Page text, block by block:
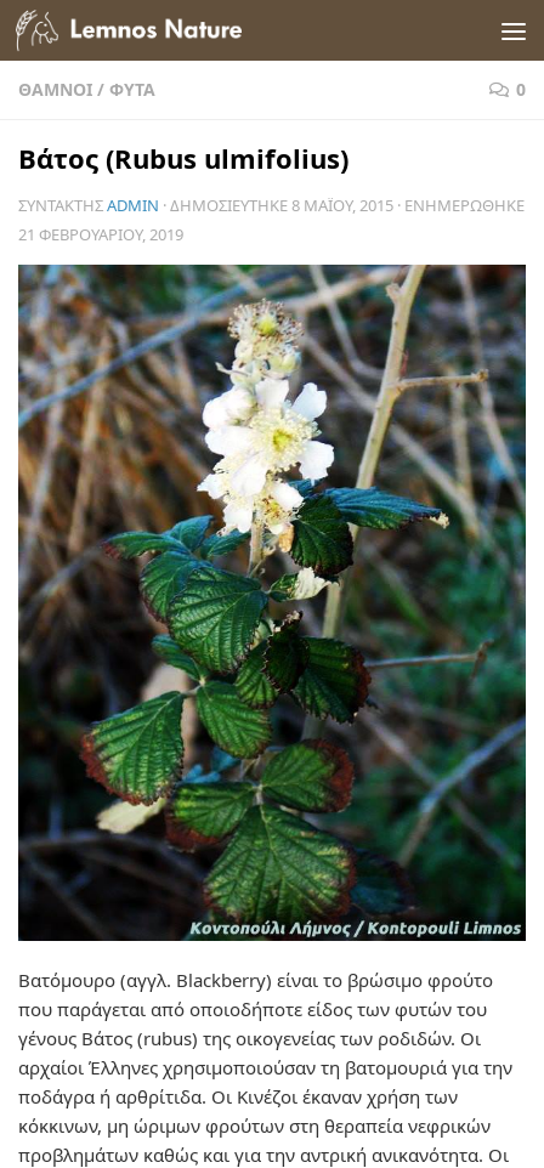
Skip to content
ΘΆΜΝΟΙ / ΦΥΤΆ 0
Βάτος (Rubus ulmifolius)
ΣΥΝΤΆΚΤΗΣADMIN · ΔΗΜΟΣΙΕΎΤΗΚΕ8 ΜΑΪ́ΟΥ, 2015 · ΕΝΗΜΕΡΏΘΗΚΕ
21 ΦΕΒΡΟΥΑΡΊΟΥ, 2019
Βατόμουρο (αγγλ. Blackberry) είναι το βρώσιμο φρούτο
που παράγεται από οποιοδήποτε είδος των φυτών του
γένους Βάτος (rubus) της οικογενείας των ροδιδών. Οι
αρχαίοι Έλληνες χρησιμοποιούσαν τη βατομουριά για την
ποδάγρα ή αρθρίτιδα. Οι Κινέζοι έκαναν χρήση των
κόκκινων, μη ώριμων φρούτων στη θεραπεία νεφρικών
προβλημάτων καθώς και για την αντρική ανικανότητα. Οι